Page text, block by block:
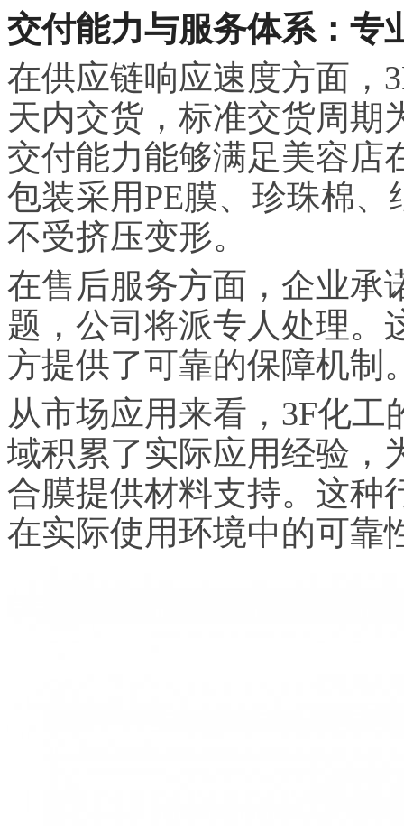
交付能力与服务体系：专
在供应链响应速度方面，
天内交货，标准交货周期
交付能力能够满足美容店
包装采用PE膜、珍珠棉
不受挤压变形。
在售后服务方面，企业承
题，公司将派专人处理。
方提供了可靠的保障机制
从市场应用来看，3F化
域积累了实际应用经验，
合膜提供材料支持。这种
在实际使用环境中的可靠